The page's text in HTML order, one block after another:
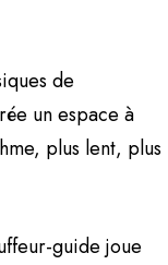
de
un espace à
plus lent, plus
guide joue